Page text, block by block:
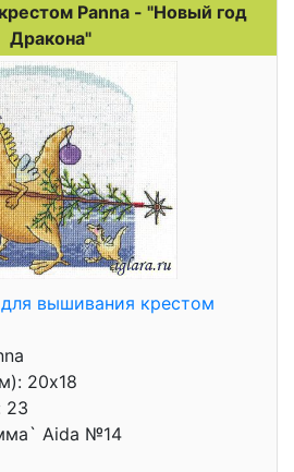
Panna - "Новый год
Дракона"
вышивания крестом
20x18
23
Aida №14